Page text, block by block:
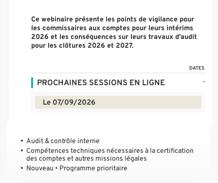
Ce webinaire présente les points de vigilance pour
les commissaires aux comptes pour leurs intérims
2026 et les conséquences sur leurs travaux d'audit
pour les clôtures 2026 et 2027.
DATES
PROCHAINES SESSIONS EN LIGNE -
Le 07/09/2026
Audit & contrôle interne
Compétences techniques nécessaires à la certification
des comptes et autres missions légales
Nouveau • Programme prioritaire